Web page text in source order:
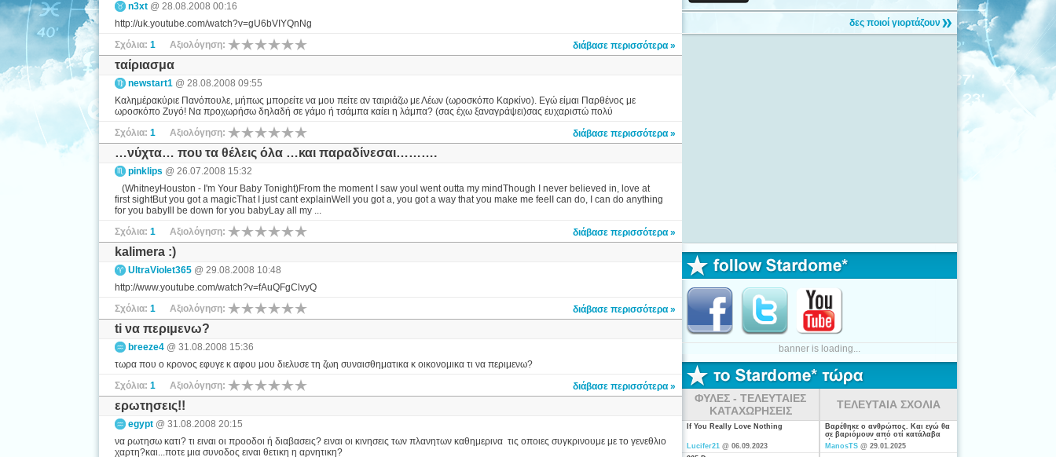
n3xt @ 28.08.2008 00:16
http://uk.youtube.com/watch?v=gU6bVIYQnNg
διάβασε περισσότερα »
Σχόλια: 1 Αξιολόγηση:
ταίριασμα
newstart1 @ 28.08.2008 09:55
Καλημέρακύριε Πανόπουλε, μήπως μπορείτε να μου πείτε αν ταιριάζω με Λέων (ωροσκόπο Καρκίνο). Εγώ είμαι Παρθένος με
ωροσκόπο Ζυγό! Να προχωρήσω δηλαδή σε γάμο ή τσάμπα καίει η λάμπα? (σας έχω ξαναγράψει)σας ευχαριστώ πολύ
διάβασε περισσότερα »
Σχόλια: 1 Αξιολόγηση:
…νύχτα… που τα θέλεις όλα …και παραδίνεσαι……….
pinklips @ 26.07.2008 15:32
(WhitneyHouston - I'm Your Baby Tonight)From the moment I saw youI went outta my mindThough I never believed in, love at
first sightBut you got a magicThat I just cant explainWell you got a, you got a way that you make me feelI can do, I can do anything
for you babyIll be down for you babyLay all my ...
διάβασε περισσότερα »
Σχόλια: 1 Αξιολόγηση:
kalimera :)
UltraViolet365 @ 29.08.2008 10:48
http://www.youtube.com/watch?v=fAuQFgClvyQ
διάβασε περισσότερα »
Σχόλια: 1 Αξιολόγηση:
ti να περιμενω?
breeze4 @ 31.08.2008 15:36
τωρα που ο κρονος εφυγε κ αφου μου διελυσε τη ζωη συναισθηματικα κ οικονομικα τι να περιμενω?
διάβασε περισσότερα »
Σχόλια: 1 Αξιολόγηση:
ερωτησεις!!
egypt @ 31.08.2008 20:15
να ρωτησω κατι? τι ειναι οι προοδοι ή διαβασεις? ειναι οι κινησεις των πλανητων καθημερινα τις οποιες συγκρινουμε με το γενεθλιο
χαρτη?και...ποτε μια συνοδος ειναι θετικη η αρνητικη?
δες ποιοί γιορτάζουν
banner is loading...
ΦΥΛΕΣ - ΤΕΛΕΥΤΑΙΕΣ
ΚΑΤΑΧΩΡΗΣΕΙΣ
If You Really Love Nothing
Lucifer21 @ 06.09.2023
ΤΕΛΕΥΤΑΙΑ ΣΧΟΛΙΑ
Βαρέθηκε ο ανθρώπος. Και εγώ θα
σε βαριόμουν από οτί κατάλαβα
είσαι από τις ξενέρωτες που
ψάχνουν απλά για "σύζυγο". Η
ManosTS @ 29.01.2025